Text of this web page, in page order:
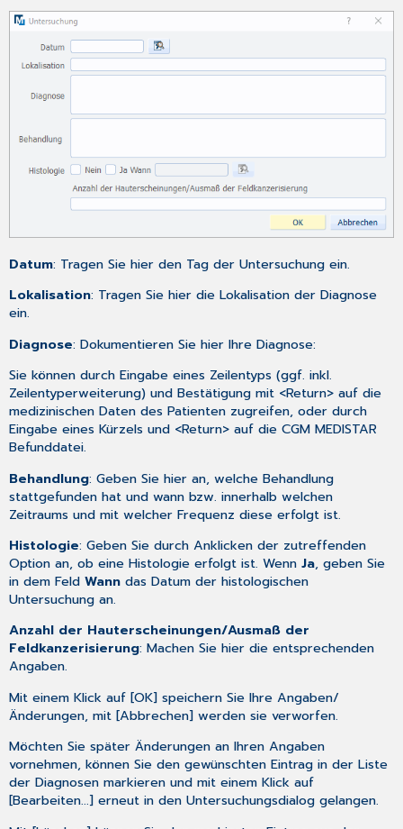
Datum: Tragen Sie hier den Tag der Untersuchung ein.
Lokalisation: Tragen Sie hier die Lokalisation der Diagnose
ein.
Diagnose: Dokumentieren Sie hier Ihre Diagnose:
Sie können durch Eingabe eines Zeilentyps (ggf. inkl.
Zeilentyperweiterung) und Bestätigung mit <Return> auf die
medizinischen Daten des Patienten zugreifen, oder durch
Eingabe eines Kürzels und <Return> auf die CGM MEDISTAR
Befunddatei.
Behandlung: Geben Sie hier an, welche Behandlung
stattgefunden hat und wann bzw. innerhalb welchen
Zeitraums und mit welcher Frequenz diese erfolgt ist.
Histologie: Geben Sie durch Anklicken der zutreffenden
Option an, ob eine Histologie erfolgt ist. WennJa, geben Sie
in dem FeldWann das Datum der histologischen
Untersuchung an.
Anzahl der Hauterscheinungen/Ausmaß der
Feldkanzerisierung: Machen Sie hier die entsprechenden
Angaben.
Mit einem Klick auf [OK] speichern Sie Ihre Angaben/
Änderungen, mit [Abbrechen] werden sie verworfen.
Möchten Sie später Änderungen an Ihren Angaben
vornehmen, können Sie den gewünschten Eintrag in der Liste
der Diagnosen markieren und mit einem Klick auf
[Bearbeiten...] erneut in den Untersuchungsdialog gelangen.